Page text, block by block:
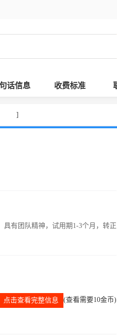
话信息 收费标准
]
有团队精神，试用期1-3个月，转正
点击查看完整信息 (查看需要10金币)